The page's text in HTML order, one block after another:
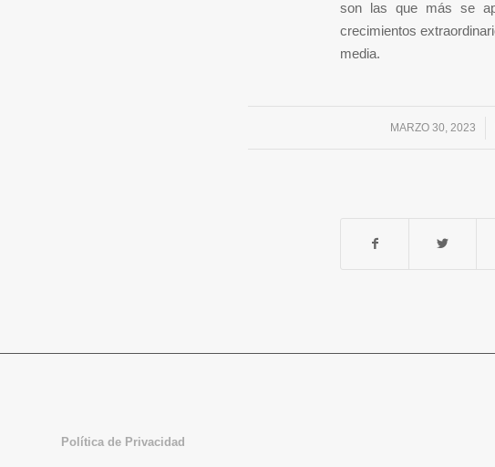
son las que más se
crecimientos
media.
MARZO 30, 2023
/
Política de Privacidad